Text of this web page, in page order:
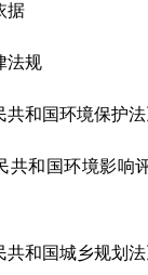
据
法规
共和国环境保护法
共和国环境影响
共和国城乡规划法